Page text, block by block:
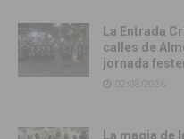
La Entrada
calles de
jornada
02/08/2026
La magia de